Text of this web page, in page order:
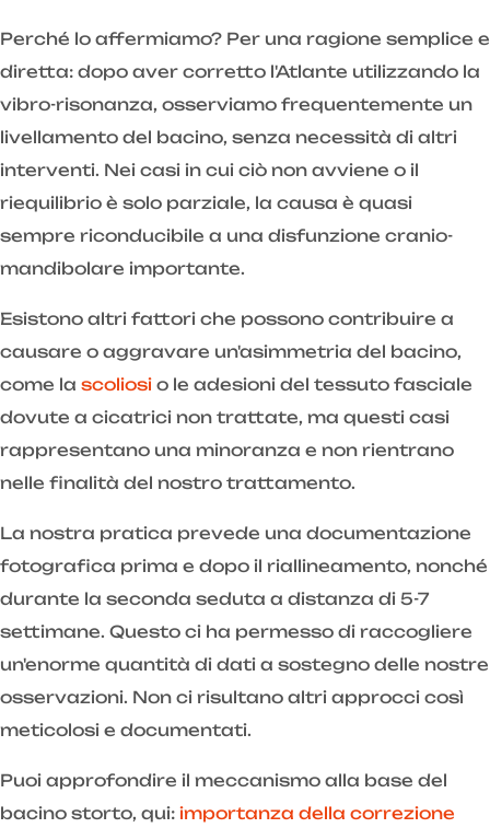
Perché lo affermiamo? Per una ragione semplice e
diretta: dopo aver corretto l'Atlante utilizzando la
vibro-risonanza, osserviamo frequentemente un
livellamento del bacino, senza necessità di altri
interventi. Nei casi in cui ciò non avviene o il
riequilibrio è solo parziale, la causa è quasi
sempre riconducibile a una disfunzione cranio-
mandibolare importante.
Esistono altri fattori che possono contribuire a
causare o aggravare un'asimmetria del bacino,
come la scoliosi o le adesioni del tessuto fasciale
dovute a cicatrici non trattate, ma questi casi
rappresentano una minoranza e non rientrano
nelle finalità del nostro trattamento.
La nostra pratica prevede una documentazione
fotografica prima e dopo il riallineamento, nonché
durante la seconda seduta a distanza di 5-7
settimane. Questo ci ha permesso di raccogliere
un'enorme quantità di dati a sostegno delle nostre
osservazioni. Non ci risultano altri approcci così
meticolosi e documentati.
Puoi approfondire il meccanismo alla base del
bacino storto, qui: importanza della correzione